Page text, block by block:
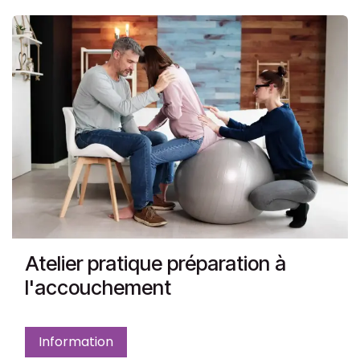
Atelier pratique préparation à
l'accouchement
Information